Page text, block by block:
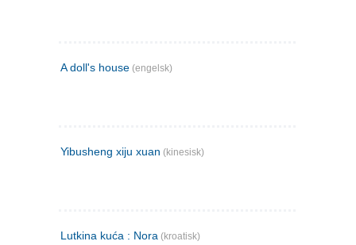
A doll's house (engelsk)
Yibusheng xiju xuan (kinesisk)
Lutkina kuća : Nora (kroatisk)